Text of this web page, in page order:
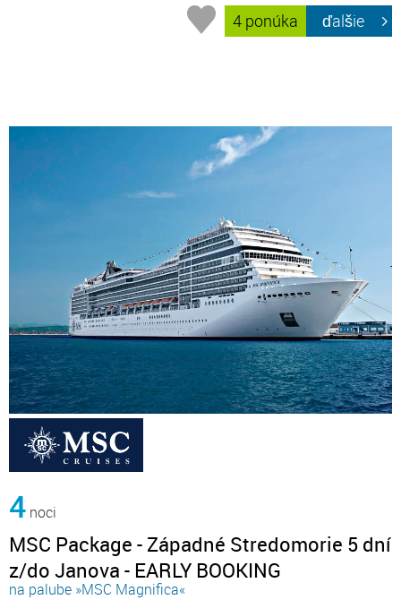
4 ponúka ďalšie
4 noci
MSC Package - Západné Stredomorie 5 dní
z/do Janova - EARLY BOOKING
na palube »MSC Magnifica«